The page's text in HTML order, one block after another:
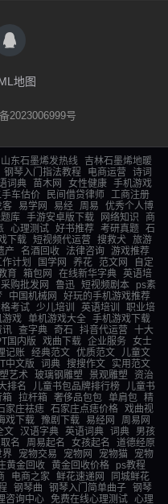
地图
2023006999号
山东石墨烯发热线
吉林石墨烯地暖
钢琴入门指法教程 电商运营
诗词
词典 苗木网 女性健康 手机游戏
手车估价 民间借贷律师
工商注册
客 易学网 易经 周易
优秀个人博
库 手游安卓版下载 网络知识
商
心理测试 好书推荐 考研真题 石
下载 短视频代运营 搜救犬 旅游
产 名酒回收 法律咨询 游戏推荐
作计划 国学网 养花 范文网
自定
育 箱包网 在线新华字典 英语培
采购批发网 鲁迅 短视频剧本
ps素
中国机械网
好玩的手机游戏推荐
考试 少儿培训 英语培训
职业培
游戏 单机游戏大全
手机游戏下载
讯 查字典 奇石 抖音代运营 十大
国内版 戏曲下载 企业服务
女士
记账 经典范文 优质范文
儿童文
中文版 词典 搜搜作文
实用范文
艺术 玻璃钢雕塑 景观雕塑
资治
排名 儿童书包品牌排行榜
儿童书
箱 拉杆箱 奢侈品包包 单肩包 精
家庄祛痣 石家庄点痣价格 戏曲视
戏下载 豫剧下载 易经网
周易网
文 汉语字典 英语词典 词典
男孩
名 周易起名 女孩起名
道德经原
界 宠物交易 宠物网 宠物猫
宠物
黄金回收 黄金回收价格
ps教程
电商之家 鲜花速递网
同城鲜花
钢琴曲 钢琴入门简单曲子 钢琴
咨询中心 免费在线心理测试 心理